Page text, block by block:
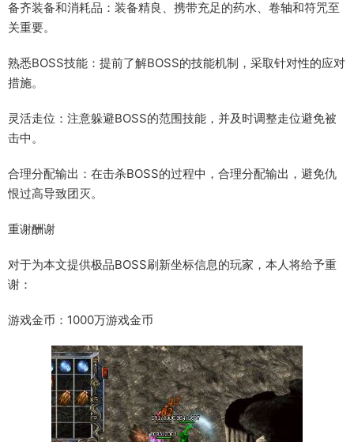
备齐装备和消耗品：装备精良、携带充足的药水、卷轴和符咒至
关重要。
熟悉BOSS技能：提前了解BOSS的技能机制，采取针对性的应对
措施。
灵活走位：注意躲避BOSS的范围技能，并及时调整走位避免被
击中。
合理分配输出：在击杀BOSS的过程中，合理分配输出，避免仇
恨过高导致团灭。
重谢酬谢
对于为本文提供极品BOSS刷新坐标信息的玩家，本人将给予重
谢：
游戏金币：1000万游戏金币